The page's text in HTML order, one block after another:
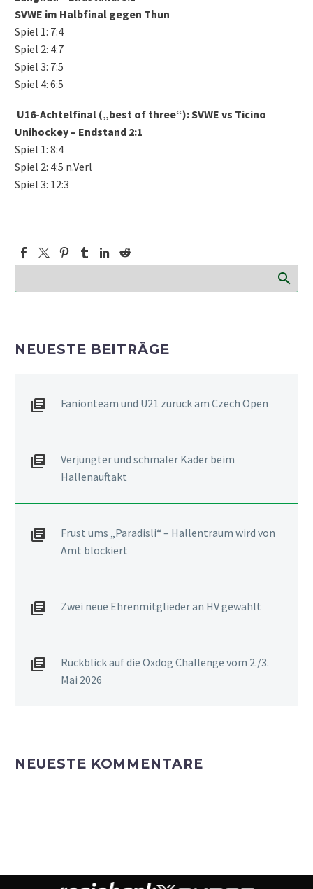
SVWE im Halbfinal gegen Thun
Spiel 1: 7:4
Spiel 2: 4:7
Spiel 3: 7:5
Spiel 4: 6:5
U16-Achtelfinal („best of three“): SVWE vs Ticino
Unihockey – Endstand 2:1
Spiel 1: 8:4
Spiel 2: 4:5 n.Verl
Spiel 3: 12:3
NEUESTE BEITRÄGE
Fanionteam und U21 zurück am Czech Open
Verjüngter und schmaler Kader beim
Hallenauftakt
Frust ums „Paradisli“ – Hallentraum wird von
Amt blockiert
Zwei neue Ehrenmitglieder an HV gewählt
Rückblick auf die Oxdog Challenge vom 2./3.
Mai 2026
NEUESTE KOMMENTARE